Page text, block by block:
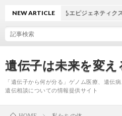
遺伝子は未来を変え
「遺伝子から何が分る」ゲノム医療、遺伝
遺伝相談についての情報提供サイト
NEW ARTICLE
最先端の話題であるエピジェネティクスと